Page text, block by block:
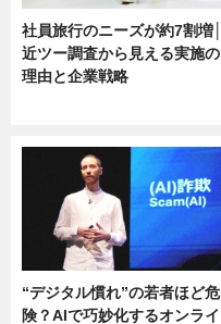
社員旅行のニーズが約7割増│
近ツー調査から見える実施の
理由と企業戦略
“デジタル慣れ”の若者ほど危
険？AIで巧妙化するオンライ